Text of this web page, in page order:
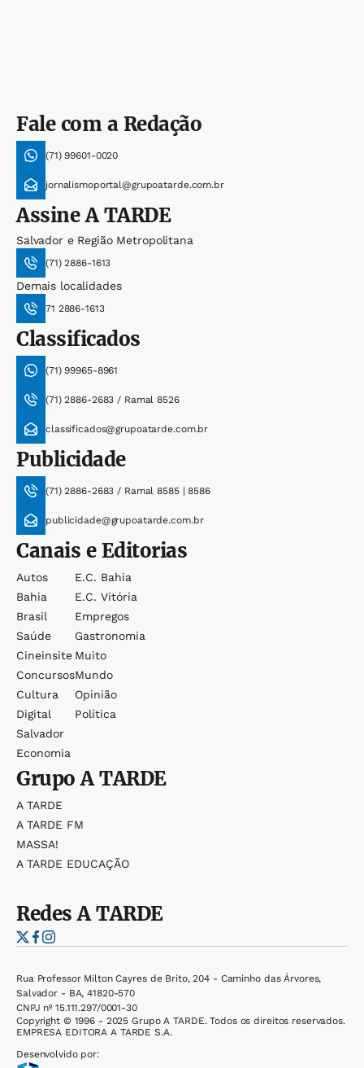
Fale com a Redação
(71) 99601-0020
jornalismoportal@grupoatarde.com.br
AssineA TARDE
Salvador e Região Metropolitana
(71) 2886-1613
Demais localidades
71 2886-1613
Classificados
(71) 99965-8961
(71) 2886-2683 / Ramal 8526
classificados@grupoatarde.com.br
Publicidade
(71) 2886-2683 / Ramal 8585 | 8586
publicidade@grupoatarde.com.br
Canais e Editorias
Autos
Bahia
Brasil
Saúde
Cineinsite
Concursos
Cultura
Digital
Salvador
Economia
E.c. Bahia
E.c. Vitória
Empregos
Gastronomia
Muito
Mundo
Opinião
Política
GrupoA TARDE
A TARDE
A TARDE FM
MASSA!
A TARDE EDUCAÇÃO
RedesA TARDE
Rua Professor Milton Cayres de Brito, 204 - Caminho das Árvores,
Salvador - BA, 41820-570
CNPJ nº 15.111.297/0001-30
Copyright © 1996 - 2025 Grupo A TARDE. Todos os direitos reservados.
EMPRESA EDITORA A TARDE S.A.
Desenvolvido por: